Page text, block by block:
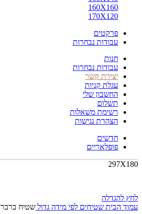
160X160
170X120
פרקטים
עבודות נבחרות
חנות
עבודות נבחרות
יצירת קשר
עגלת קניות
החשבון שלי
תשלום
רשימת משאלות
הצהרת נגישות
חדשים
פופלאריים
297X180
לחץ להגדלה
עמוד הבית שטיחים לפי מידה גדול שטיח ברבר #30